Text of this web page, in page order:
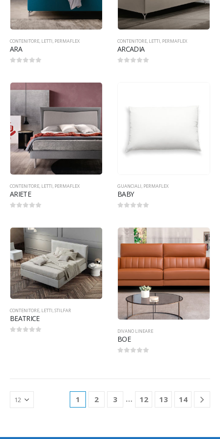
CONTENITORE, LETTI, PERMAFLEX
ARA
CONTENITORE, LETTI, PERMAFLEX
ARCADIA
CONTENITORE, LETTI, PERMAFLEX
ARIETE
GUANCIALI, PERMAFLEX
BABY
CONTENITORE, LETTI,STILFAR
BEATRICE
DIVANO LINEARE
BOE
1 2 3 … 12 13 14